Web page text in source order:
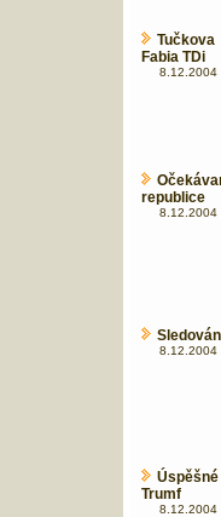
Fabia TDi
8.12.2004
republice
8.12.2004
8.12.2004
Trumf
8.12.2004